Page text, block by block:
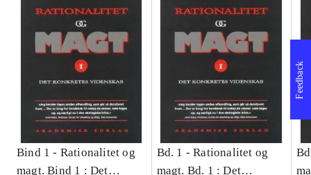
Bind 1 - Rationalitet og
magt. Bind 1 : Det
Bd. 1 -Rationalitet og
magt. Bd. 1 : Det
Feedback